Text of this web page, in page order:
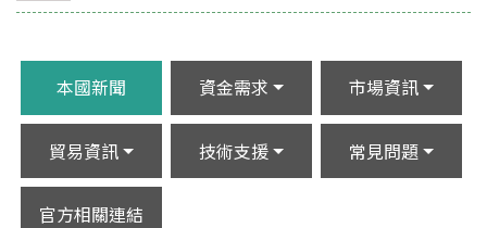
本國新聞 資金需求 市場資訊
貿易資訊 技術支援 常見問題
官方相關連結